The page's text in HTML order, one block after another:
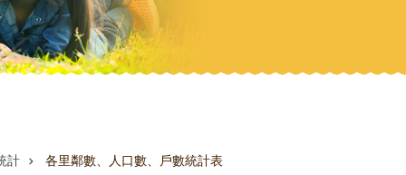
計 各里鄰數、人口數、戶數統計表